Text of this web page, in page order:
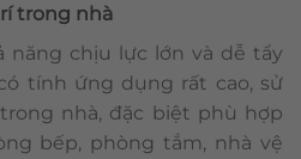
trong nhà
năng chịu lực lớn và dễ tẩy
tính ứng dụng rất cao, sử
nhà, đặc biệt phù hợp
bếp, phòng tắm, nhà vệ